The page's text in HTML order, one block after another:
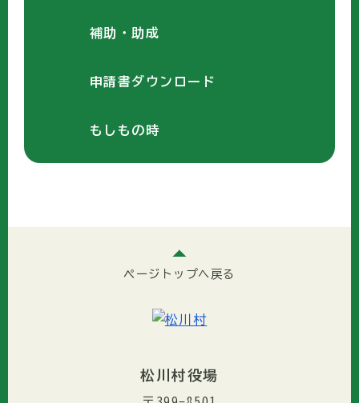
補助・助成
申請書ダウンロード
もしもの時
ページトップへ戻る
松川村役場